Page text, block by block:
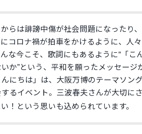
らは誹謗中傷が社会問題になったり
コロナ禍が拍車をかけるように、人
な今こそ、歌詞にもあるように“「こ
か”という、平和を願ったメッセージ
にちは」は、大阪万博のテーマソン
るイベント。三波春夫さんが大切に
！という思いも込められています。